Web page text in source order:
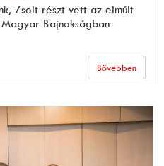
Zsolt részt vett az elmúlt
Bajnokságban.
Bővebben